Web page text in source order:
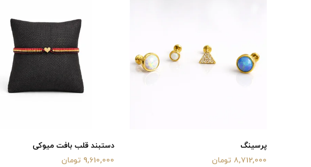
پرسینگ
8,712,000 تومان
دستبند قلب بافت میوکی
9,610,000 تومان